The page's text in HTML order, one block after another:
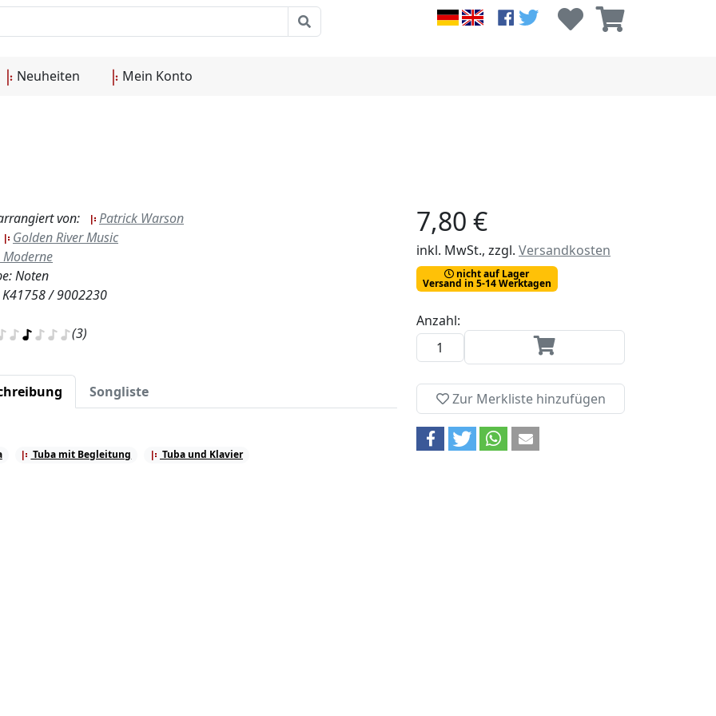
Neuheiten Mein Konto
von:
Patrick Warson
Golden River Music
Moderne
Noten
K41758 / 9002230
(3)
Songliste
Tuba mit Begleitung Tuba und Klavier
7,80 €
inkl. MwSt., zzgl. Versandkosten
nicht auf Lager
Versand in 5-14 Werktagen
Anzahl:
Zur Merkliste hinzufügen